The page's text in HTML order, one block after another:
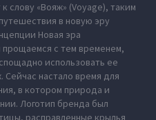
слову «Вояж» (Voyage), таким
в новую эру
Новая эра
с тем временем,
использовать ее
Сейчас настало время для
в котором природа и
Логотип бренда был
расправленные крылья